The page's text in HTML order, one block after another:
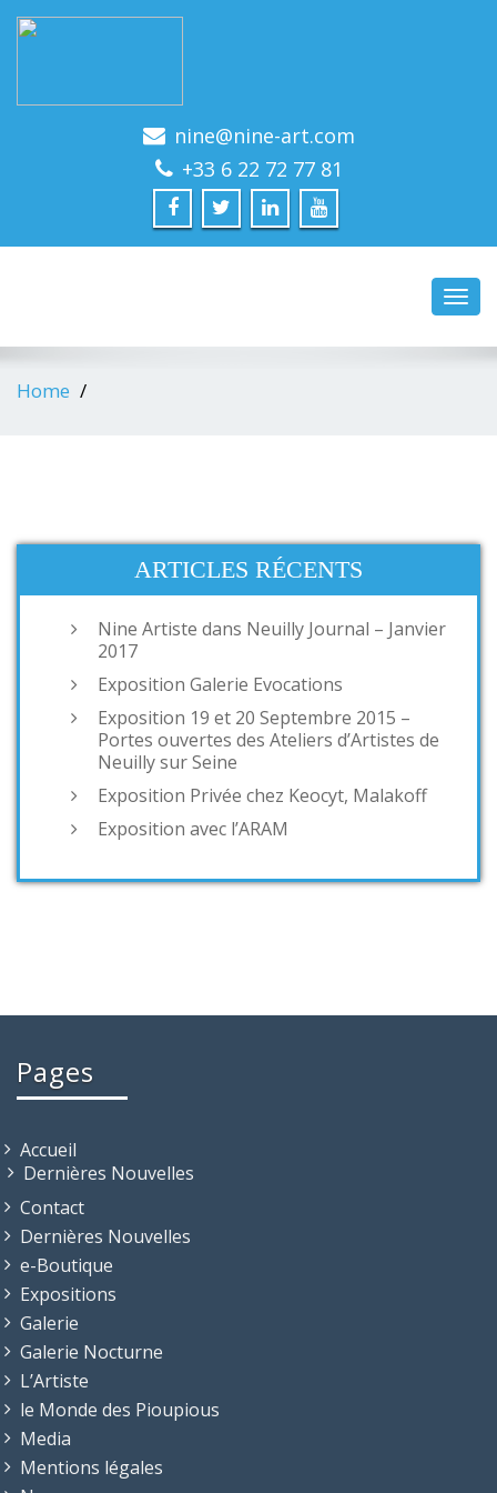
nine@nine-art.com
+33 6 22 72 77 81
Home
ARTICLES RÉCENTS
Nine Artiste dans Neuilly Journal – Janvier
2017
Exposition Galerie Evocations
Exposition 19 et 20 Septembre 2015 –
Portes ouvertes des Ateliers d’Artistes de
Neuilly sur Seine
Exposition Privée chez Keocyt, Malakoff
Exposition avec l’ARAM
Pages
Accueil
Dernières Nouvelles
Contact
Dernières Nouvelles
e-Boutique
Expositions
Galerie
Galerie Nocturne
L’Artiste
le Monde des Pioupious
Media
Mentions légales